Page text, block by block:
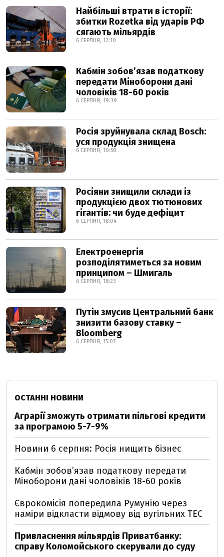
Найбільші втрати в історії:
збитки Rozetka від ударів РФ
сягають мільярдів
6 СЕРПНЯ, 12:10
Кабмін зобовʼязав податкову
передати Міноборони дані
чоловіків 18-60 років
6 СЕРПНЯ, 19:39
Росія зруйнувала склад Bosch:
уся продукція знищена
6 СЕРПНЯ, 10:50
Росіяни знищили склади із
продукцією двох тютюнових
гігантів: чи буде дефіцит
6 СЕРПНЯ, 18:04
Електроенергія
розподілятиметься за новим
принципом – Шмигаль
6 СЕРПНЯ, 18:23
Путін змусив Центральний банк
знизити базову ставку –
Bloomberg
6 СЕРПНЯ, 15:07
ОСТАННІ НОВИНИ
Аграрії зможуть отримати пільгові кредити
за програмою 5-7-9%
Новини 6 серпня: Росія нищить бізнес
Кабмін зобовʼязав податкову передати
Міноборони дані чоловіків 18-60 років
Єврокомісія попередила Румунію через
наміри відкласти відмову від вугільних ТЕС
Привласнення мільярдів Приватбанку:
справу Коломойського скерували до суду